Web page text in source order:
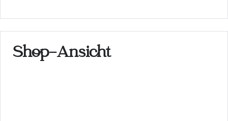
Shop-Ansicht